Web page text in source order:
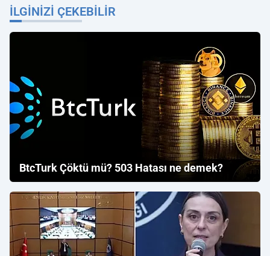
İLGINIZI ÇEKEBILIR
BtcTurk Çöktü mü? 503 Hatası ne demek?